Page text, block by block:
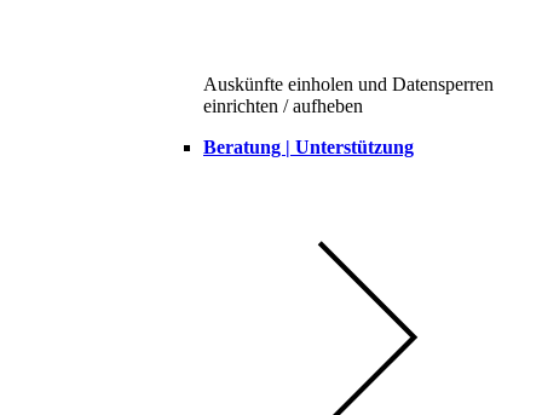
Auskünfte einholen und Datensperren
einrichten / aufheben
Beratung | Unterstützung